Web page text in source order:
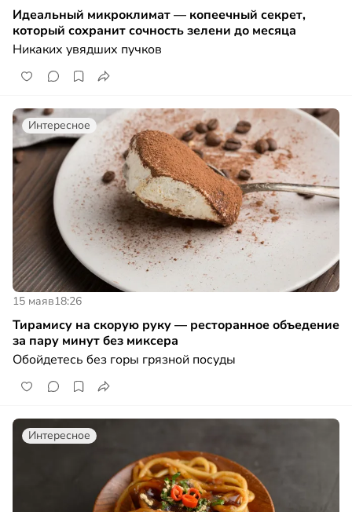
Идеальный микроклимат — копеечный секрет,
который сохранит сочность зелени до месяца
Никаких увядших пучков
Интересное
15 маяв18:26
Тирамису на скорую руку — ресторанное объедение
за пару минут без миксера
Обойдетесь без горы грязной посуды
Интересное